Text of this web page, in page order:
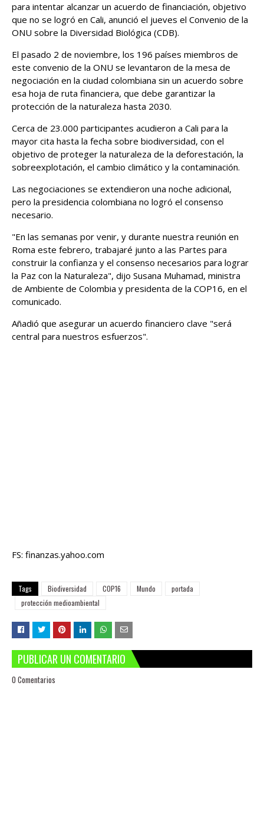
para intentar alcanzar un acuerdo de financiación, objetivo
que no se logró en Cali, anunció el jueves el Convenio de la
ONU sobre la Diversidad Biológica (CDB).
El pasado 2 de noviembre, los 196 países miembros de
este convenio de la ONU se levantaron de la mesa de
negociación en la ciudad colombiana sin un acuerdo sobre
esa hoja de ruta financiera, que debe garantizar la
protección de la naturaleza hasta 2030.
Cerca de 23.000 participantes acudieron a Cali para la
mayor cita hasta la fecha sobre biodiversidad, con el
objetivo de proteger la naturaleza de la deforestación, la
sobreexplotación, el cambio climático y la contaminación.
Las negociaciones se extendieron una noche adicional,
pero la presidencia colombiana no logró el consenso
necesario.
"En las semanas por venir, y durante nuestra reunión en
Roma este febrero, trabajaré junto a las Partes para
construir la confianza y el consenso necesarios para lograr
la Paz con la Naturaleza", dijo Susana Muhamad, ministra
de Ambiente de Colombia y presidenta de la COP16, en el
comunicado.
Añadió que asegurar un acuerdo financiero clave "será
central para nuestros esfuerzos".
FS: finanzas.yahoo.com
Tags Biodiversidad COP16 Mundo
portada
protección medioambiental
PUBLICAR UN COMENTARIO
0 Comentarios